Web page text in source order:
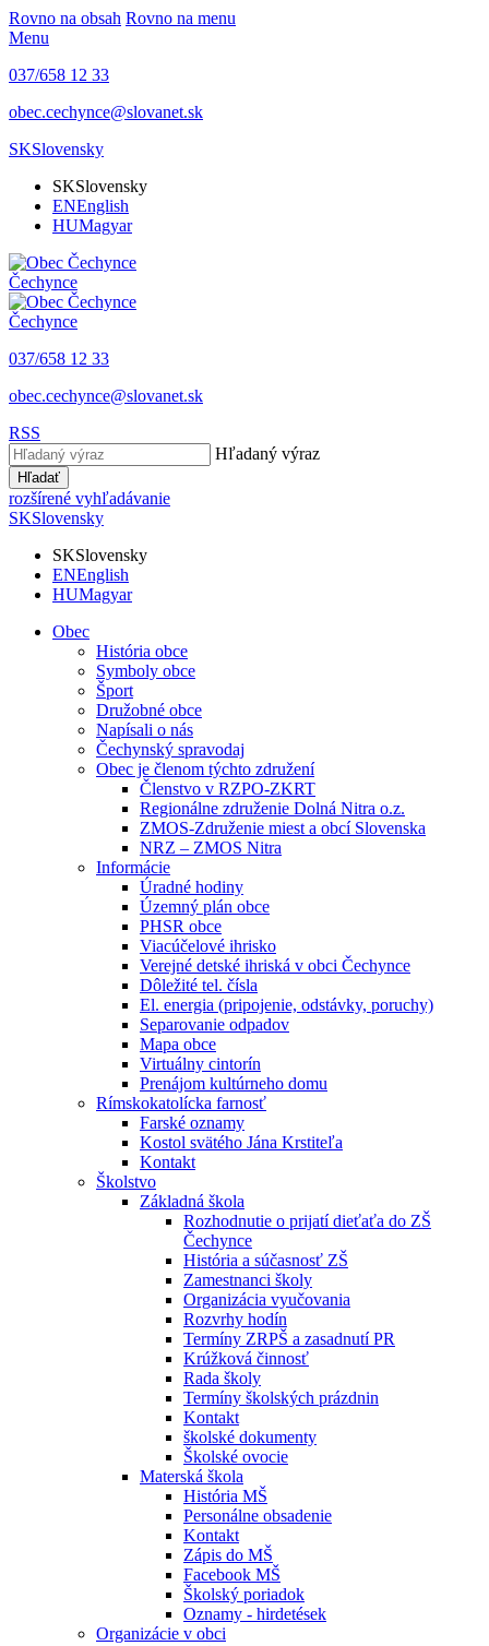
Rovno na obsah Rovno na menu
Menu
037/658 12 33
obec.cechynce@slovanet.sk
SKSlovensky
SKSlovensky
ENEnglish
HUMagyar
Čechynce
Čechynce
037/658 12 33
obec.cechynce@slovanet.sk
RSS
Hľadaný výraz
Hľadať
rozšírené vyhľadávanie
SKSlovensky
SKSlovensky
ENEnglish
HUMagyar
Obec
História obce
Symboly obce
Šport
Družobné obce
Napísali o nás
Čechynský spravodaj
Obec je členom týchto združení
Členstvo v RZPO-ZKRT
Regionálne združenie Dolná Nitra o.z.
ZMOS-Združenie miest a obcí Slovenska
NRZ – ZMOS Nitra
Informácie
Úradné hodiny
Územný plán obce
PHSR obce
Viacúčelové ihrisko
Verejné detské ihriská v obci Čechynce
Dôležité tel. čísla
El. energia (pripojenie, odstávky, poruchy)
Separovanie odpadov
Mapa obce
Virtuálny cintorín
Prenájom kultúrneho domu
Rímskokatolícka farnosť
Farské oznamy
Kostol svätého Jána Krstiteľa
Kontakt
Školstvo
Základná škola
Rozhodnutie o prijatí dieťaťa do ZŠ
Čechynce
História a súčasnosť ZŠ
Zamestnanci školy
Organizácia vyučovania
Rozvrhy hodín
Termíny ZRPŠ a zasadnutí PR
Krúžková činnosť
Rada školy
Termíny školských prázdnin
Kontakt
školské dokumenty
Školské ovocie
Materská škola
História MŠ
Personálne obsadenie
Kontakt
Zápis do MŠ
Facebook MŠ
Školský poriadok
Oznamy - hirdetések
Organizácie v obci